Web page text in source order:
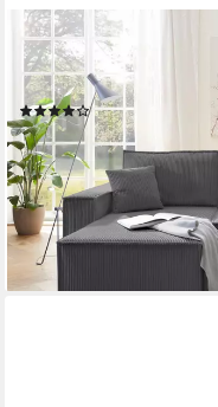
OTTO HOME
Ecksofa CASSI L-Form,
Schlaffunktion (133/
(41)
499,99 € UVP999,99 €
-50%
lieferbar - in 3-5 Werktagen